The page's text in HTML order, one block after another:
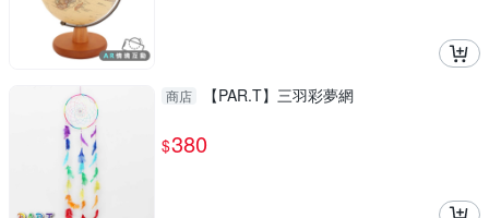
商店 【PAR.T】三羽彩夢網
$380